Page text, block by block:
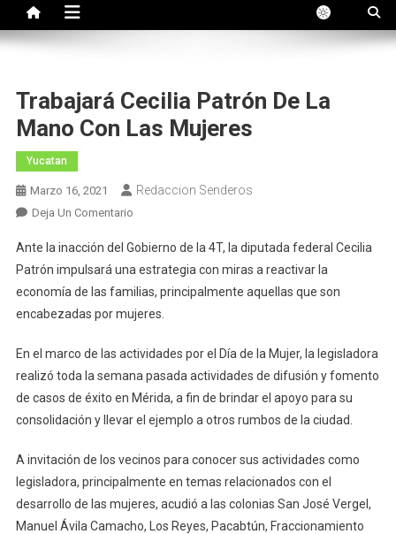
Trabajará Cecilia Patrón De La
Mano Con Las Mujeres
Yucatan
Marzo 16, 2021 Redaccion Senderos
Deja Un ComentarioEn
Cecilia
Patrón
De
La
Con
Las
Mujeres
Ante la inacción del Gobierno de la 4T, la diputada federal Cecilia
Patrón impulsará una estrategia con miras a reactivar la
economía de las familias, principalmente aquellas que son
encabezadas por mujeres.
En el marco de las actividades por el Día de la Mujer, la legisladora
realizó toda la semana pasada actividades de difusión y fomento
de casos de éxito en Mérida, a fin de brindar el apoyo para su
consolidación y llevar el ejemplo a otros rumbos de la ciudad.
A invitación de los vecinos para conocer sus actividades como
legisladora, principalmente en temas relacionados con el
desarrollo de las mujeres, acudió a las colonias San José Vergel,
Manuel Ávila Camacho, Los Reyes, Pacabtún, Fraccionamiento